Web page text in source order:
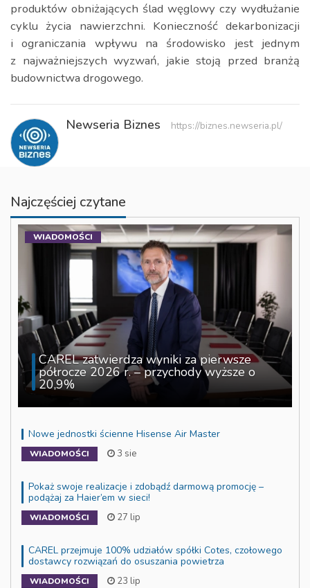
produktów obniżających ślad węglowy czy wydłużanie
cyklu życia nawierzchni. Konieczność dekarbonizacji
i ograniczania wpływu na środowisko jest jednym
z najważniejszych wyzwań, jakie stoją przed branżą
budownictwa drogowego.
Newseria Biznes https://biznes.newseria.pl/
Najczęściej czytane
CAREL zatwierdza wyniki za pierwsze
półrocze 2026 r. – przychody wyższe o
20,9%
WIADOMOŚCI
Nowe jednostki ścienne Hisense Air Master
WIADOMOŚCI 3 sie
Pokaż swoje realizacje i zdobądź darmową promocję –
podążaj za Haier’em w sieci!
WIADOMOŚCI 27 lip
CAREL przejmuje 100% udziałów spółki Cotes, czołowego
dostawcy rozwiązań do osuszania powietrza
WIADOMOŚCI 23 lip